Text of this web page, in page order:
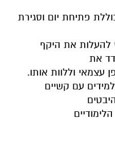
פתיחת יום וסגירת
להעלות את היקף
את
עצמאי וללוות אותו.
עם קשיים